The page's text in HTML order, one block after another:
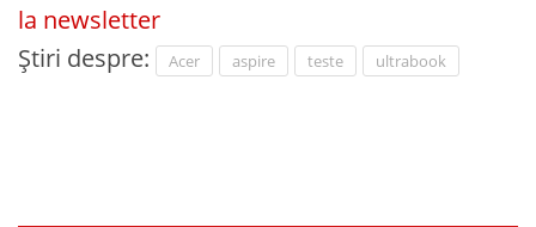
la newsletter
Știri despre:
Acer aspire teste ultrabook